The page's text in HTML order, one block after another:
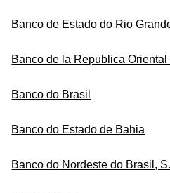
Banco de Estado do Rio
Banco de la Republica
Banco do Brasil
Banco do Estado de Bahia
Banco do Nordeste do Brasil,